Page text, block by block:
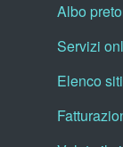
Albo
Servizi
Elenco